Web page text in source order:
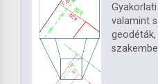
valamint